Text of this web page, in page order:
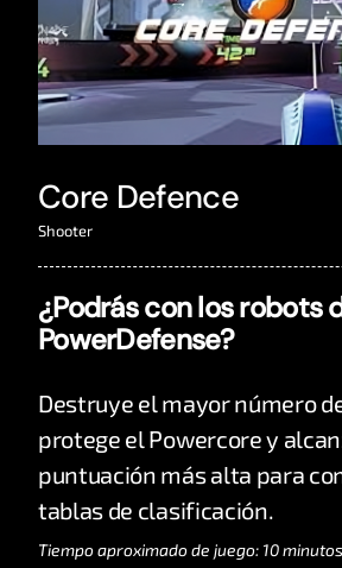
Core Defence
Shooter
¿Podrás con los robots
PowerDefense?
Destruye el mayor número
protege el Powercore y
puntuación más alta para
tablas de clasificación.
Tiempo aproximado de juego: 10 minutos